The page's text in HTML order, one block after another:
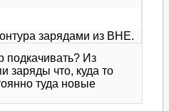
зарядами из ВНЕ.
подкачивать? Из
заряды что, куда то
туда новые